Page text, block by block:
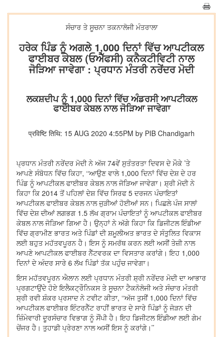
ਸੰਚਾਰ ਤੇ ਸੂਚਨਾ ਤਕਨਾਲੋਜੀ ਮੰਤਰਾਲਾ
ਹਰੇਕ ਪਿੰਡ ਨੂੰ ਅਗਲੇ 1,000 ਦਿਨਾਂ ਵਿੱਚ ਆਪਟੀਕਲ
ਫਾਈਬਰ ਕੇਬਲ (ਓਐੱਫਸੀ) ਕਨੈਕਟੀਵਿਟੀ ਨਾਲ
ਜੋੜਿਆ ਜਾਵੇਗਾ : ਪ੍ਰਧਾਨ ਮੰਤਰੀ ਨਰੇਂਦਰ ਮੋਦੀ
ਲਕਸ਼ਦੀਪ ਨੂੰ 1,000 ਦਿਨਾਂ ਵਿੱਚ ਅੰਡਰਸੀ ਆਪਟੀਕਲ
ਫਾਈਬਰ ਕੇਬਲ ਨਾਲ ਜੋੜਿਆ ਜਾਵੇਗਾ
प्रविष्टि तिथि: 15 AUG 2020 4:55PM by PIB Chandigarh
ਪ੍ਰਧਾਨ ਮੰਤਰੀ ਨਰੇਂਦਰ ਮੋਦੀ ਨੇ ਅੱਜ 74ਵੇਂ ਸੁਤੰਤਰਤਾ ਦਿਵਸ ਦੇ ਮੌਕੇ ’ਤੇ
ਆਪਣੇ ਸੰਬੋਧਨ ਵਿੱਚ ਕਿਹਾ, ‘‘ਆਉਣ ਵਾਲੇ 1,000 ਦਿਨਾਂ ਵਿੱਚ ਦੇਸ਼ ਦੇ ਹਰ
ਪਿੰਡ ਨੂੰ ਆਪਟੀਕਲ ਫਾਈਬਰ ਕੇਬਲ ਨਾਲ ਜੋੜਿਆ ਜਾਵੇਗਾ। ਸ਼੍ਰੀ ਮੋਦੀ ਨੇ
ਕਿਹਾ ਕਿ 2014 ਤੋਂ ਪਹਿਲਾਂ ਦੇਸ਼ ਵਿੱਚ ਸਿਰਫ 5 ਦਰਜਨ ਪੰਚਾਇਤਾਂ
ਆਪਟੀਕਲ ਫਾਈਬਰ ਕੇਬਲ ਨਾਲ ਜੁੜੀਆਂ ਹੋਈਆਂ ਸਨ। ਪਿਛਲੇ ਪੰਜ ਸਾਲਾਂ
ਵਿੱਚ ਦੇਸ਼ ਦੀਆਂ ਲਗਭਗ 1.5 ਲੱਖ ਗ੍ਰਾਮ ਪੰਚਾਇਤਾਂ ਨੂੰ ਆਪਟੀਕਲ ਫਾਈਬਰ
ਕੇਬਲ ਨਾਲ ਜੋੜਿਆ ਗਿਆ ਹੈ। ਉਨ੍ਹਾਂ ਨੇ ਅੱਗੇ ਕਿਹਾ ਕਿ ਡਿਜੀਟਲ ਇੰਡੀਆ
ਵਿੱਚ ਗ੍ਰਾਮੀਣ ਭਾਰਤ ਅਤੇ ਪਿੰਡਾਂ ਦੀ ਸ਼ਮੂਲੀਅਤ ਭਾਰਤ ਦੇ ਸੰਤੁਲਿਤ ਵਿਕਾਸ
ਲਈ ਬਹੁਤ ਮਹੱਤਵਪੂਰਨ ਹੈ। ਇਸ ਨੂੰ ਸਮਰੱਥ ਕਰਨ ਲਈ ਅਸੀਂ ਤੇਜ਼ੀ ਨਾਲ
ਆਪਣੇ ਆਪਟੀਕਲ ਫਾਈਬਰ ਨੈੱਟਵਰਕ ਦਾ ਵਿਸਤਾਰ ਕਰਾਂਗੇ। ਇਹ 1,000
ਦਿਨਾਂ ਦੇ ਅੰਦਰ ਸਾਰੇ 6 ਲੱਖ ਪਿੰਡਾਂ ਤੱਕ ਪਹੁੰਚ ਜਾਵੇਗਾ।
ਇਸ ਮਹੱਤਵਪੂਰਨ ਐਲਾਨ ਲਈ ਪ੍ਰਧਾਨ ਮੰਤਰੀ ਸ਼੍ਰੀ ਨਰੇਂਦਰ ਮੋਦੀ ਦਾ ਆਭਾਰ
ਪ੍ਰਗਟਾਉਂਦੇ ਹੋਏ ਇਲੈਕਟ੍ਰੌਨਿਕਸ ਤੇ ਸੂਚਨਾ ਟੈਕਨੋਲੋਜੀ ਅਤੇ ਸੰਚਾਰ ਮੰਤਰੀ
ਸ਼੍ਰੀ ਰਵੀ ਸ਼ੰਕਰ ਪ੍ਰਸਾਦ ਨੇ ਟਵੀਟ ਕੀਤਾ, ‘‘ਅੱਜ ਤੁਸੀਂ 1,000 ਦਿਨਾਂ ਵਿੱਚ
ਆਪਟੀਕਲ ਫਾਈਬਰ ਇੰਟਰਨੈੱਟ ਰਾਹੀਂ ਭਾਰਤ ਦੇ ਸਾਰੇ ਪਿੰਡਾਂ ਨੂੰ ਜੋੜਨ ਦੀ
ਜ਼ਿੰਮੇਵਾਰੀ ਦੂਰਸੰਚਾਰ ਵਿਭਾਗ ਨੂੰ ਸੌਂਪੀ ਹੈ। ਇਹ ਡਿਜੀਟਲ ਇੰਡੀਆ ਲਈ ਗੇਮ
ਚੇਂਜਰ ਹੈ। ਤੁਹਾਡੀ ਪ੍ਰੇਰਣਾ ਨਾਲ ਅਸੀਂ ਇਸ ਨੂੰ ਕਰਾਂਗੇ।’’